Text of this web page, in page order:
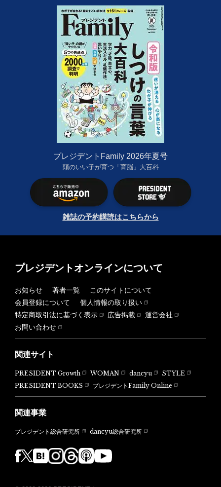
プレジデントFamily 2026年夏号
頭のいい子が育つ「育脳」大百科
雑誌の予約購読はこちらから
プレジデントオンラインについて
お知らせ 著者一覧
このサイトについて
会員登録について
個人情報の取り扱い
特定商取引法に基づく表示
広告掲載
運営会社
お問い合わせ
関連サイト
PRESIDENT Growth WOMAN dancyu
STYLE
PRESIDENT BOOKS
プレジデントFamily Online
関連事業
プレジデント総合研究所 dancyu総合研究所